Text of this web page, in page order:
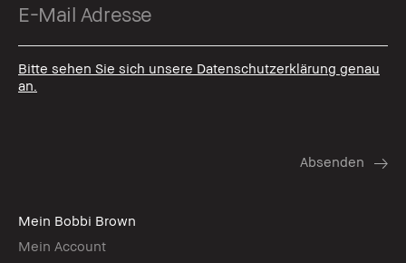
Bitte sehen Sie sich unsere Datenschutzerklärung genau
an.
Mein Bobbi Brown
Mein Account